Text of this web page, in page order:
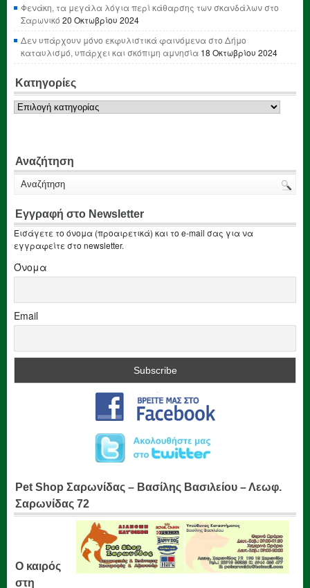
Φενάκη, τα μεγάλα λόγια περί κάθαρσης των σκανδάλων στο
Σαρωνικό 20 Οκτωβρίου 2024
Δεν υπάρχουν μόνο εκφυλιστικά φαινόμενα στο Δήμο
καταυλισμό, υπάρχει και σκόπιμη αμνησία 18 Οκτωβρίου 2024
Κατηγορίες
Κατηγορίες
Αναζήτηση
Εγγραφή στο Newsletter
Εισάγετε το όνομα (προαιρετικά) και το e-mail σας για να
εγγραφείτε στο newsletter.
Όνομα
Email
Pet Shop Σαρωνίδας – Βασίλης Βασιλείου – Λεωφ.
Σαρωνίδας 72
Ο καιρός
στη